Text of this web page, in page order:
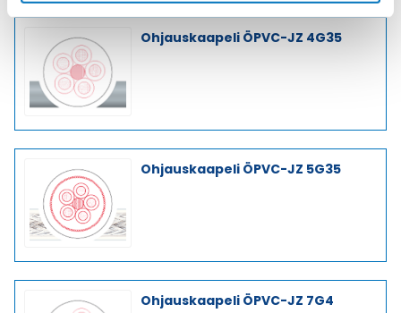
Ohjauskaapeli ÖPVC-JZ 4G35
Ohjauskaapeli ÖPVC-JZ 5G35
Ohjauskaapeli ÖPVC-JZ 7G4